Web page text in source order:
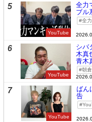
5
YouTube
全力
ブル
全
6
YouTube
シバ
木真
青木
朝
7
YouTube
ばん
告